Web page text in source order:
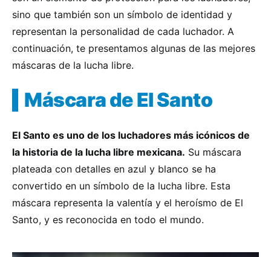
sino que también son un símbolo de identidad y
representan la personalidad de cada luchador. A
continuación, te presentamos algunas de las mejores
máscaras de la lucha libre.
Máscara de El Santo
El Santo es uno de los luchadores más icónicos de
la historia de la lucha libre mexicana. Su máscara
plateada con detalles en azul y blanco se ha
convertido en un símbolo de la lucha libre. Esta
máscara representa la valentía y el heroísmo de El
Santo, y es reconocida en todo el mundo.